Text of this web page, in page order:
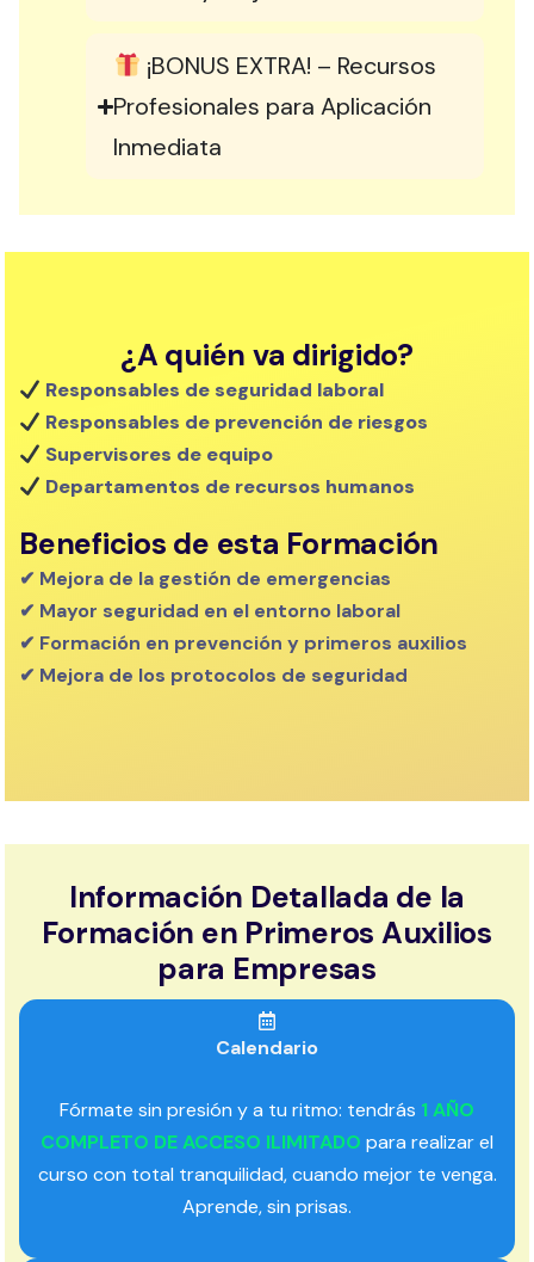
¡BONUS EXTRA! – Recursos
Profesionales para Aplicación
Inmediata
¿A quién va dirigido?
Responsables de seguridad laboral
Responsables de prevención de riesgos
Supervisores de equipo
Departamentos de recursos humanos
Beneficios de esta Formación
✔ Mejora de la gestión de emergencias
✔ Mayor seguridad en el entorno laboral
✔ Formación en prevención y primeros auxilios
✔ Mejora de los protocolos de seguridad
Información Detallada de la
Formación en Primeros Auxilios
para Empresas
Calendario
Fórmate sin presión y a tu ritmo: tendrás 1 AÑO
COMPLETO DE ACCESO ILIMITADO para realizar el
curso con total tranquilidad, cuando mejor te venga.
Aprende, sin prisas.